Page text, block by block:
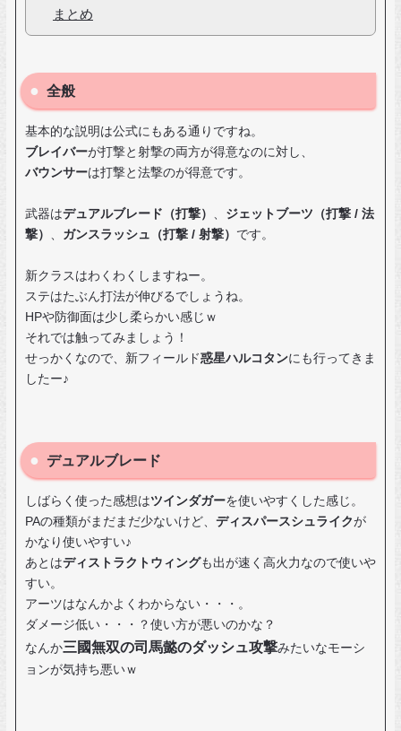
まとめ
全般
基本的な説明は公式にもある通りですね。
ブレイバーが打撃と射撃の両方が得意なのに対し、
バウンサーは打撃と法撃のが得意です。
武器はデュアルブレード（打撃）
ジェットブーツ（打撃 / 法
撃）
ガンスラッシュ（打撃 / 射撃） です。
新クラスはわくわくしますねー。
ステはたぶん打法が伸びるでしょうね。
HPや防御面は少し柔らかい感じｗ
それでは触ってみましょう！
せっかくなので、新フィールド惑星ハルコタンにも行ってきま
したー♪
デュアルブレード
しばらく使った感想はツインダガーを使いやすくした感じ。
PAの種類がまだまだ少ないけど、 ディスパースシュライクが
かなり使いやすい♪
あとはディストラクトウィングも出が速く高火力なので使いや
すい。
アーツはなんかよくわからない・・・。
ダメージ低い・・・？使い方が悪いのかな？
なんか三國無双の司馬懿のダッシュ攻撃みたいなモーシ
ョンが気持ち悪いｗ